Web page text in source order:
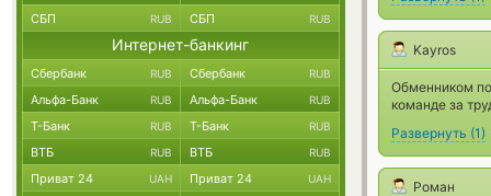
Kayros
Обменником
команде за
Развернуть (1)
Роман
СБП RUB СБП RUB
Интернет-банкинг
Сбербанк RUB Сбербанк RUB
Альфа-Банк RUB Альфа-Банк RUB
Т-Банк RUB Т-Банк RUB
ВТБ RUB ВТБ RUB
Приват 24 UAH Приват 24 UAH